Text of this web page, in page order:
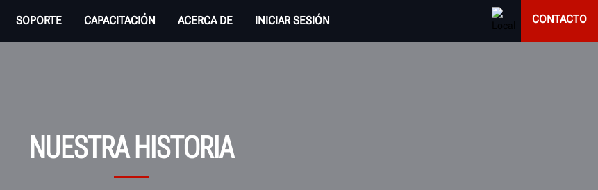
SOPORTE CAPACITACIÓN ACERCA DE INICIAR SESIÓN CONTACTO
NUESTRA HISTORIA